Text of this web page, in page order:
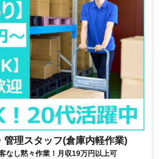
管理スタッフ(倉庫内軽作業)
なし黙々作業！月収19万円以上可